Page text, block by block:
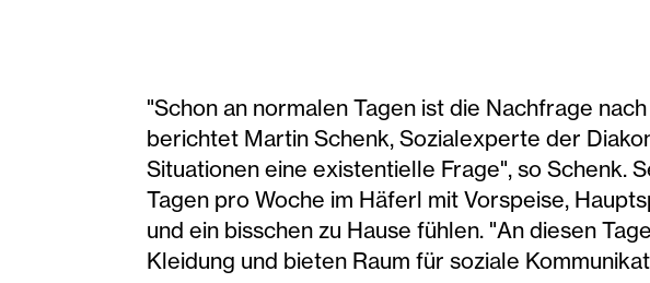
"Schon an normalen Tagen ist die Nachfrage
berichtet Martin Schenk, Sozialexperte der
Situationen eine existentielle Frage", so Schenk.
Tagen pro Woche im Häferl mit Vorspeise,
und ein bisschen zu Hause fühlen. "An diesen
Kleidung und bieten Raum für soziale